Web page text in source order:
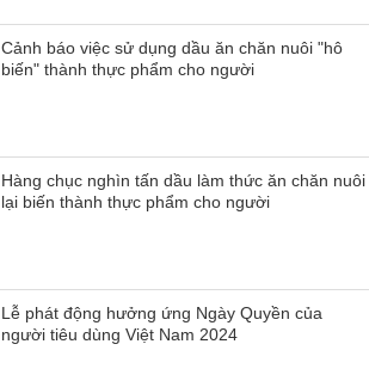
Cảnh báo việc sử dụng dầu ăn chăn nuôi "hô
biến" thành thực phẩm cho người
Hàng chục nghìn tấn dầu làm thức ăn chăn nuôi
lại biến thành thực phẩm cho người
Lễ phát động hưởng ứng Ngày Quyền của
người tiêu dùng Việt Nam 2024